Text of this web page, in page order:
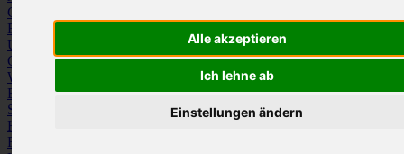
Alle akzeptieren
Ich lehne ab
Einstellungen ändern
Caps
Frottierware
Underwear
Gürtel
Schuhe
Werbeartikel
Büro
SchreibgeräteMedien
Schlüsselanhänger & ChiphalterLanyards, Armbänder & Pins
Haushalt
Freizeit, Reisen, Outdoor